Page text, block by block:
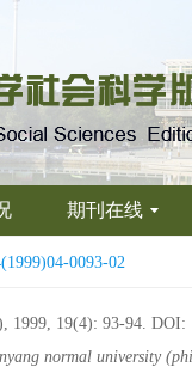
期刊在线
0093-02
19(4): 93-94. DOI:
normal university